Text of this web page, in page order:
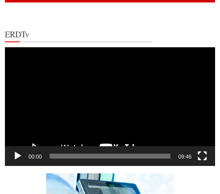
ERDTv
00:00 09:46